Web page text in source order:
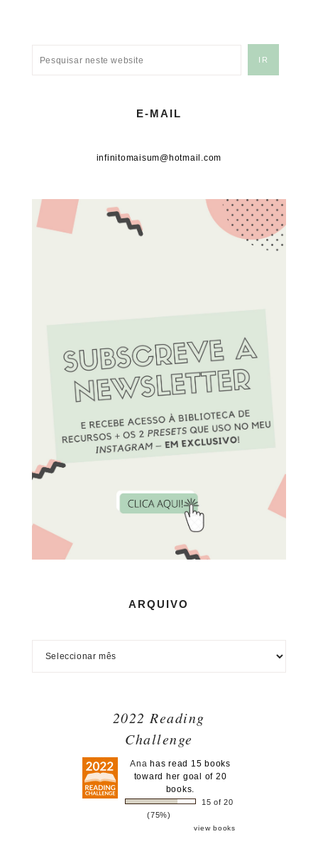
E-MAIL
infinitomaisum@hotmail.com
ARQUIVO
2022 Reading
Challenge
Ana has read 15 books
toward her goal of 20
books.
15 of 20
(75%)
view books